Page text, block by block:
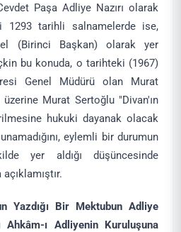
Paşa Adliye Nazırı olarak
1293 tarihli salnamelerde ise,
(Birinci Başkan) olarak yer
bu konuda, o tarihteki (1967)
Genel Müdürü olan Murat
üzerine Murat Sertoğlu "Divan'ın
hukuki dayanak olacak
eylemli bir durumun
yer aldığı düşüncesinde
Bir Mektubun Adliye
ı Adliyenin Kuruluşuna